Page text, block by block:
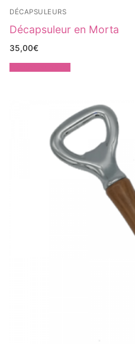
DÉCAPSULEURS
Décapsuleur en Morta
35,00€